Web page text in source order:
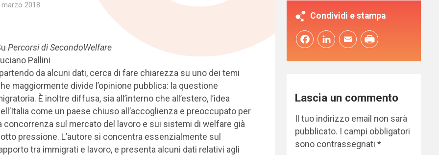
marzo 2018
Percorsi di SecondoWelfare
Pallini
da alcuni dati, cerca di fare chiarezza su uno dei temi
maggiormente divide l’opinione pubblica: la questione
È inoltre diffusa, sia all’interno che all’estero, l’idea
come un paese chiuso all’accoglienza e preoccupato per
concorrenza sul mercato del lavoro e sui sistemi di welfare già
pressione. L’autore si concentra essenzialmente sul
tra immigrati e lavoro, e presenta alcuni dati relativi agli
Condividi e stampa
FacebookLinkedInEmail
Lascia un commento
Il tuo indirizzo email non sarà
pubblicato. I campi obbligatori
sono contrassegnati*